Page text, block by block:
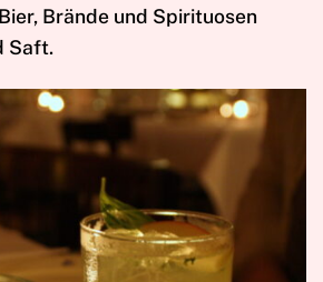
Brände und Spirituosen
Saft.